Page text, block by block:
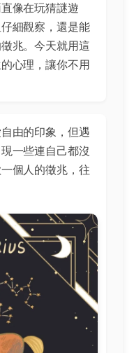
像在玩猜謎遊
細觀察，還是能
兆。今天就用這
心理，讓你不用
由的印象，但遇
一些連自己都沒
個人的徵兆，往